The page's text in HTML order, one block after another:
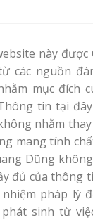
này
các nguồn
mục đích
tin tại
nhằm
mang tính
Dũng
đủ của thông
pháp lý
sinh từ